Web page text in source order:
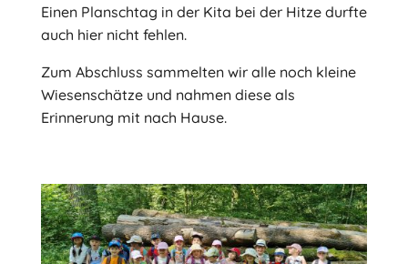
Einen Planschtag in der Kita bei der Hitze durfte
auch hier nicht fehlen.
Zum Abschluss sammelten wir alle noch kleine
Wiesenschätze und nahmen diese als
Erinnerung mit nach Hause.